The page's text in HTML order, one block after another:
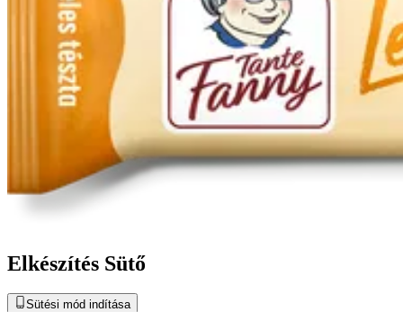
Elkészítés Sütő
Sütési mód indítása